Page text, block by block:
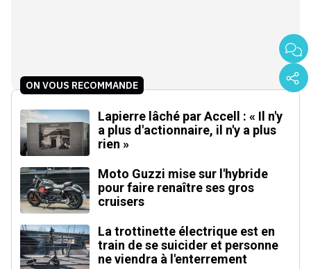
ON VOUS RECOMMANDE
Lapierre lâché par Accell : « Il n'y
a plus d'actionnaire, il n'y a plus
rien »
Moto Guzzi mise sur l'hybride
pour faire renaître ses gros
cruisers
La trottinette électrique est en
train de se suicider et personne
ne viendra à l'enterrement